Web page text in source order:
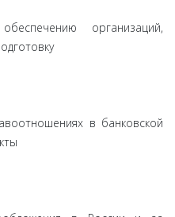
организаций,
в банковской